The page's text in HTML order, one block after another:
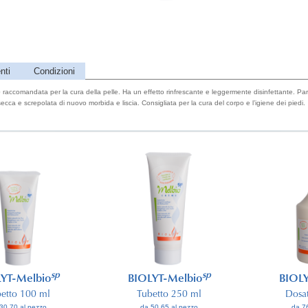
Condizioni
raccomandata per la cura della pelle. Ha un effetto rinfrescante e leggermente disinfettante.
e screpolata di nuovo morbida e liscia. Consigliata per la cura del corpo e l’igiene dei piedi.
Melbiosp
100 ml
BIOLYT-Melbiosp
Tubetto 250 ml